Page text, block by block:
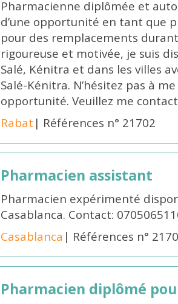
Pharmacienne diplômée et
d’une opportunité en tant que
pour des remplacements
rigoureuse et motivée, je suis
Salé, Kénitra et dans les villes
Salé-Kénitra. N’hésitez pas à
opportunité. Veuillez me
Rabat | Références n° 21702
Pharmacien assistant
Pharmacien expérimenté
Casablanca. Contact:
Casablanca | Références n°
Pharmacien diplômé